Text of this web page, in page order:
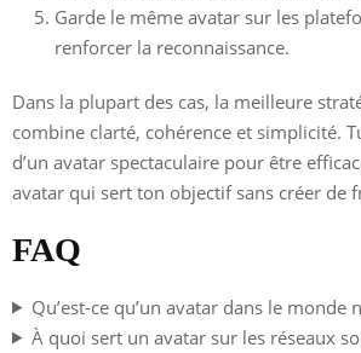
Garde le même avatar sur les
renforcer la reconnaissance.
Dans la plupart des cas, la meilleure
combine clarté, cohérence et simplicité.
d’un avatar spectaculaire pour être
avatar qui sert ton objectif sans créer de
FAQ
Qu’est-ce qu’un avatar dans le monde
À quoi sert un avatar sur les réseaux